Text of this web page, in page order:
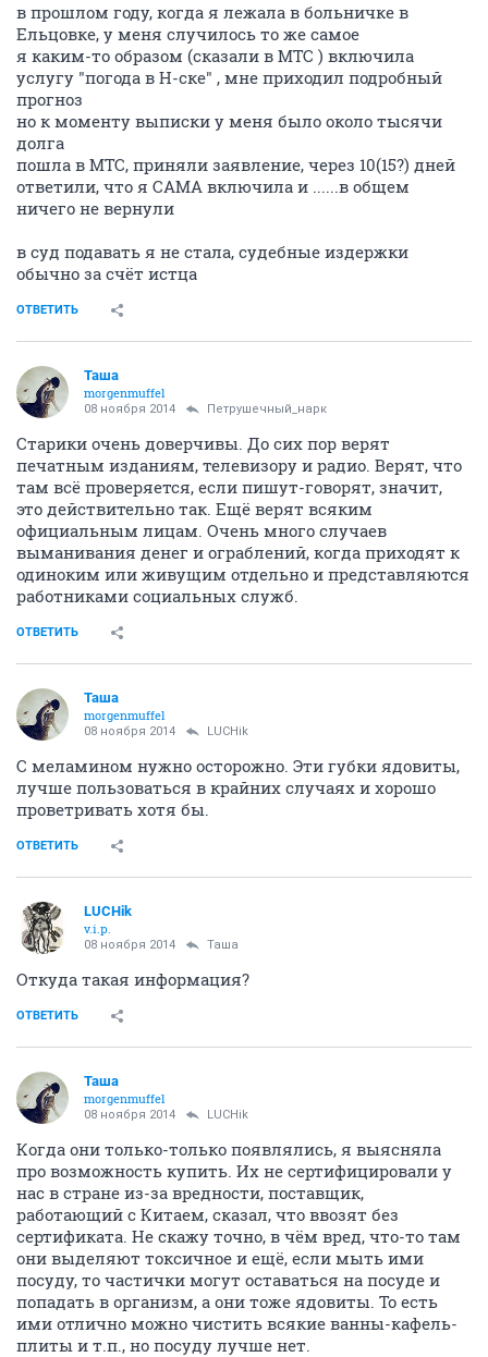
в прошлом году, когда я лежала в больничке в
Ельцовке, у меня случилось то же самое
я каким-то образом (сказали в МТС ) включила
услугу "погода в Н-ске" , мне приходил подробный
прогноз
но к моменту выписки у меня было около тысячи
долга
пошла в МТС, приняли заявление, через 10(15?) дней
ответили, что я САМА включила и ......в общем
ничего не вернули
в суд подавать я не стала, судебные издержки
обычно за счёт истца
ОТВЕТИТЬ
Таша
morgenmuffel
08 ноября 2014 Петрушечный_нарк
Старики очень доверчивы. До сих пор верят
печатным изданиям, телевизору и радио. Верят, что
там всё проверяется, если пишут-говорят, значит,
это действительно так. Ещё верят всяким
официальным лицам. Очень много случаев
выманивания денег и ограблений, когда приходят к
одиноким или живущим отдельно и представляются
работниками социальных служб.
ОТВЕТИТЬ
Таша
morgenmuffel
08 ноября 2014 LUCHik
С меламином нужно осторожно. Эти губки ядовиты,
лучше пользоваться в крайних случаях и хорошо
проветривать хотя бы.
ОТВЕТИТЬ
LUCHik
v.i.p.
08 ноября 2014 Таша
Откуда такая информация?
ОТВЕТИТЬ
Таша
morgenmuffel
08 ноября 2014 LUCHik
Когда они только-только появлялись, я выясняла
про возможность купить. Их не сертифицировали у
нас в стране из-за вредности, поставщик,
работающий с Китаем, сказал, что ввозят без
сертификата. Не скажу точно, в чём вред, что-то там
они выделяют токсичное и ещё, если мыть ими
посуду, то частички могут оставаться на посуде и
попадать в организм, а они тоже ядовиты. То есть
ими отлично можно чистить всякие ванны-кафель-
плиты и т.п., но посуду лучше нет.